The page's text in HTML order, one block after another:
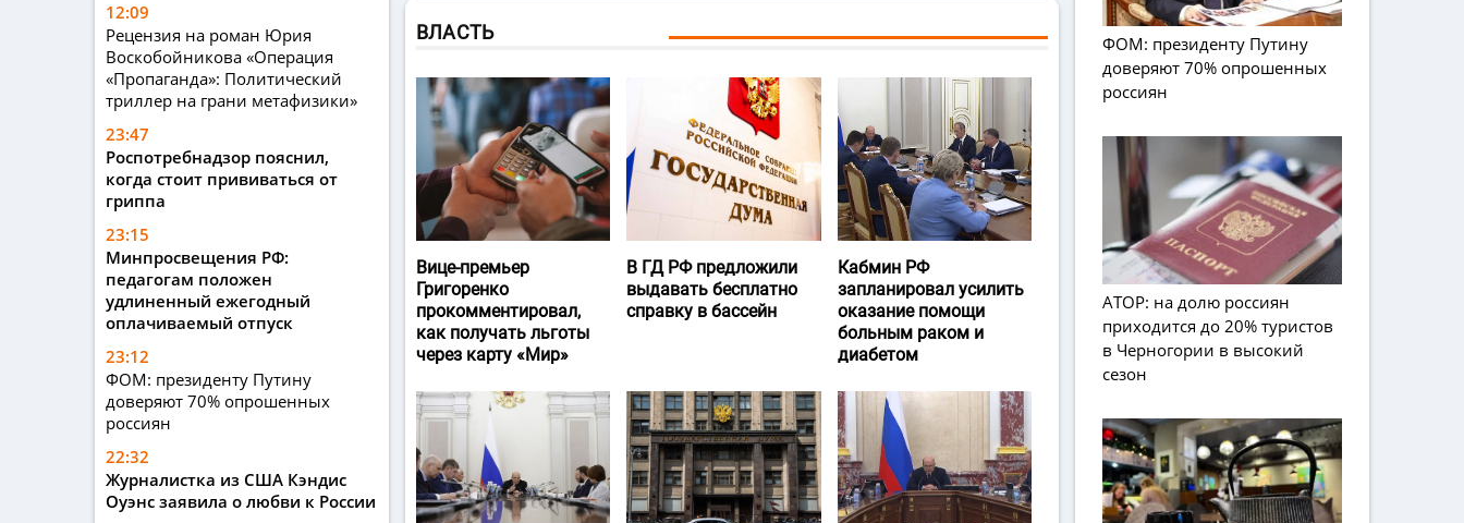
12:09
Рецензия на роман Юрия
Воскобойникова «Операция
«Пропаганда»: Политический
триллер на грани метафизики»
23:47
Роспотребнадзор пояснил,
когда стоит прививаться от
гриппа
23:15
Минпросвещения РФ:
педагогам положен
удлиненный ежегодный
оплачиваемый отпуск
23:12
ФОМ: президенту Путину
доверяют 70% опрошенных
россиян
22:32
Журналистка из США Кэндис
Оуэнс заявила о любви к России
ВЛАСТЬ
Вице-премьер
Григоренко
прокомментировал,
как получать льготы
через карту «Мир»
В ГД РФ предложили
выдавать бесплатно
справку в бассейн
Кабмин РФ
запланировал усилить
оказание помощи
больным раком и
диабетом
ФОМ: президенту Путину
доверяют 70% опрошенных
россиян
АТОР: на долю россиян
приходится до 20% туристов
в Черногории в высокий
сезон